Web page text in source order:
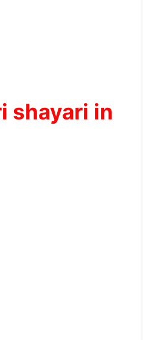
shayari in